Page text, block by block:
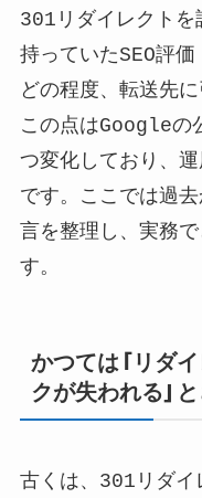
301リダイレクトを
持っていたSEO評
どの程度、転送先
この点はGoogleの
つ変化しており、
です。ここでは過
言を整理し、実務
す。
かつては「リダ
クが失われる」
古くは、301リダイ